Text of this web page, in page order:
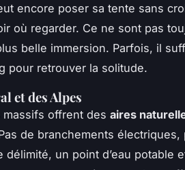
encore poser sa tente sans
où regarder. Ce ne sont pas
belle immersion. Parfois, il
pour retrouver la solitude.
et des Alpes
massifs offrent des aires
de branchements électriques,
un point d’eau potable